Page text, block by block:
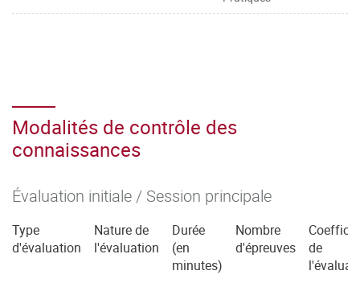
– Maîtriser le vocabulaire basique général de l’entreprise,
– Mobiliser les connecteurs logiques pour l’argumentation
Modalités de contrôle des
connaissances
Évaluation initiale / Session principale
Type
d'évaluation
Nature de
l'évaluation
Durée
(en
minutes)
Nombre
d'épreuves
de